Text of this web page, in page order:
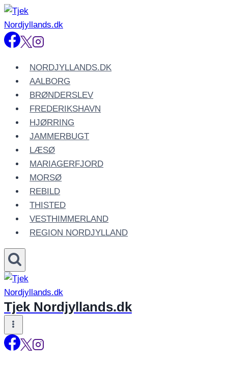
Fortsæt
til
indhold
NORDJYLLANDS.DK
AALBORG
BRØNDERSLEV
FREDERIKSHAVN
HJØRRING
JAMMERBUGT
LÆSØ
MARIAGERFJORD
MORSØ
REBILD
THISTED
VESTHIMMERLAND
REGION NORDJYLLAND
Tjek Nordjyllands.dk